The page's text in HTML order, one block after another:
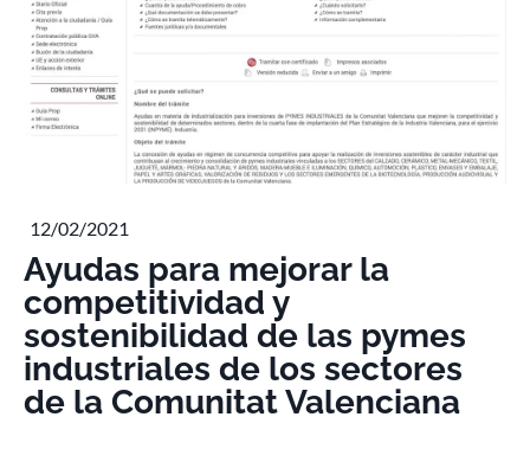
12/02/2021
Ayudas para mejorar la
competitividad y
sostenibilidad de las pymes
industriales de los sectores
de la Comunitat Valenciana